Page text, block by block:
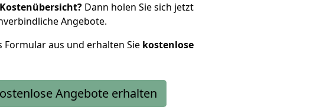
Kostenübersicht? Dann holen Sie sich jetzt
Angebote.
Formular aus und erhalten Sie kostenlose
Angebote erhalten